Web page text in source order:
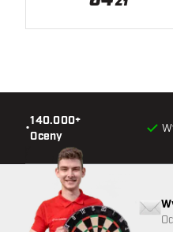
•
140.000+
Oceny